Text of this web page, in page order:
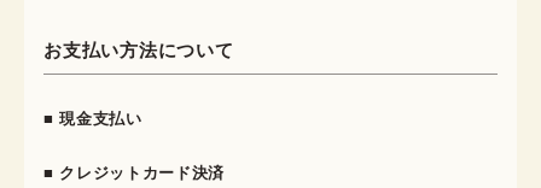
お支払い方法について
■ 現金支払い
■ クレジットカード決済